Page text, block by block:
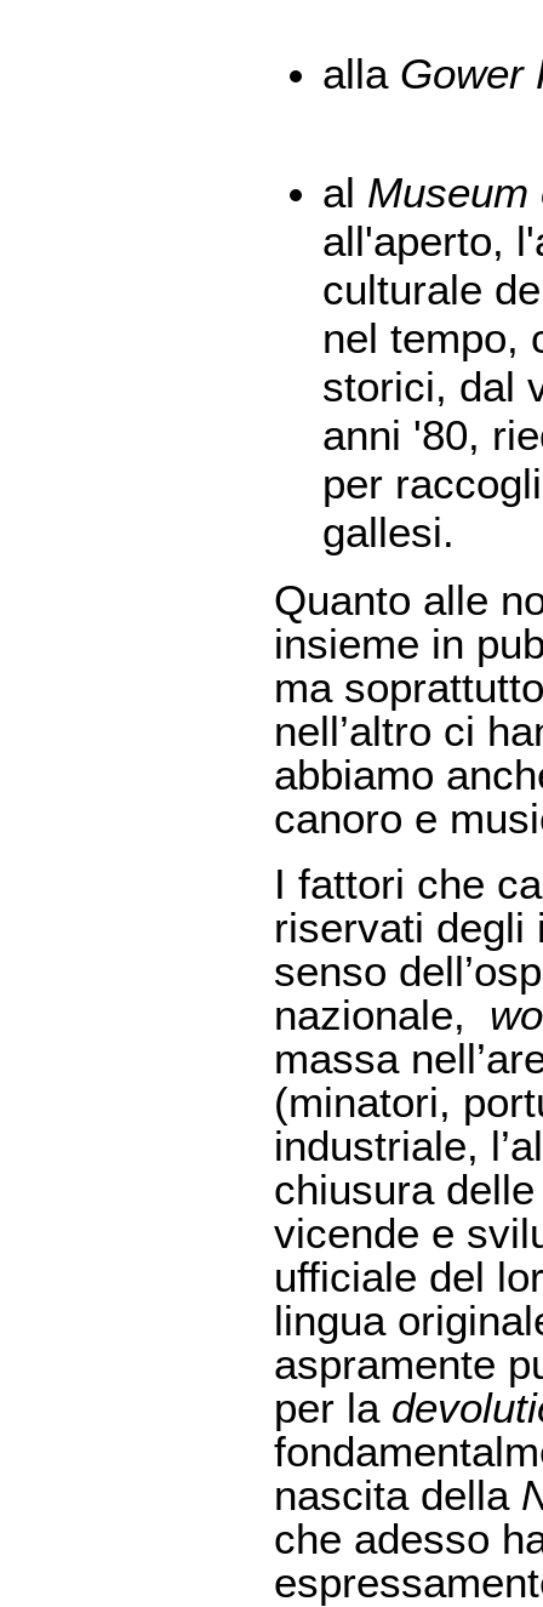
alla Gower
al Museum
all'aperto,
culturale
nel tempo,
storici, dal
anni '80,
per
gallesi.
Quanto alle
insieme in
ma
nell’altro ci
abbiamo
canoro e
I fattori che
riservati degli
senso
nazionale,
massa
(minatori,
industriale,
chiusura
vicende e
ufficiale del
lingua
aspramente
per la
nascita della
che adesso